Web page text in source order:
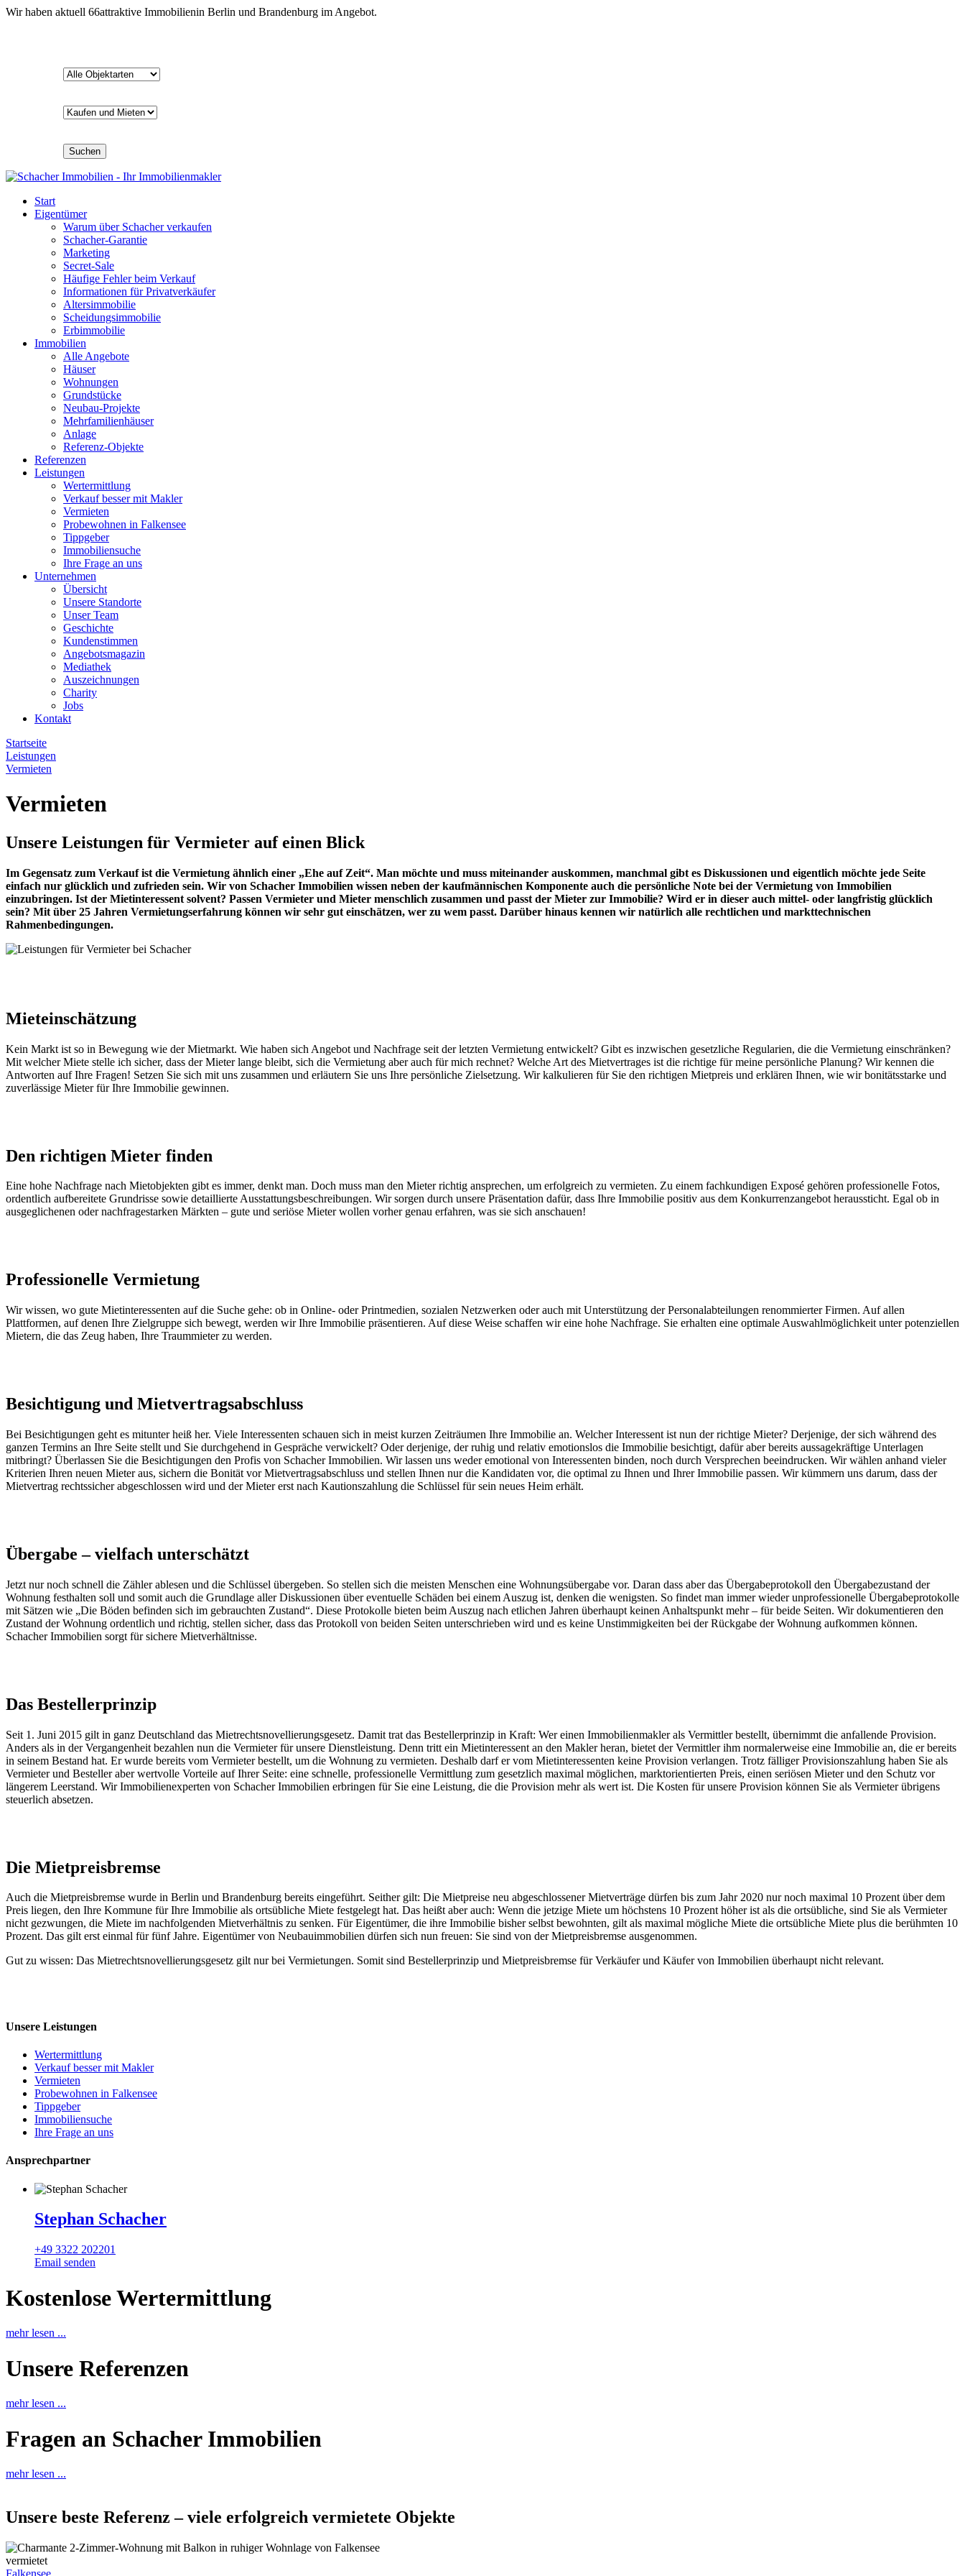
Wir haben aktuell 66attraktive Immobilienin Berlin und Brandenburg im Angebot.
Suchen
Start
Eigentümer
Warum über Schacher verkaufen
Schacher-Garantie
Marketing
Secret-Sale
Häufige Fehler beim Verkauf
Informationen für Privatverkäufer
Altersimmobilie
Scheidungsimmobilie
Erbimmobilie
Immobilien
Alle Angebote
Häuser
Wohnungen
Grundstücke
Neubau-Projekte
Mehrfamilienhäuser
Anlage
Referenz-Objekte
Referenzen
Leistungen
Wertermittlung
Verkauf besser mit Makler
Vermieten
Probewohnen in Falkensee
Tippgeber
Immobiliensuche
Ihre Frage an uns
Unternehmen
Übersicht
Unsere Standorte
Unser Team
Geschichte
Kundenstimmen
Angebotsmagazin
Mediathek
Auszeichnungen
Charity
Jobs
Kontakt
Startseite
Leistungen
Vermieten
Vermieten
Unsere Leistungen für Vermieter auf einen Blick
Im Gegensatz zum Verkauf ist die Vermietung ähnlich einer „Ehe auf Zeit“. Man möchte und muss miteinander auskommen, manchmal gibt es Diskussionen und eigentlich möchte jede Seite
einfach nur glücklich und zufrieden sein. Wir von Schacher Immobilien wissen neben der kaufmännischen Komponente auch die persönliche Note bei der Vermietung von Immobilien
einzubringen. Ist der Mietinteressent solvent? Passen Vermieter und Mieter menschlich zusammen und passt der Mieter zur Immobilie? Wird er in dieser auch mittel- oder langfristig glücklich
sein? Mit über 25 Jahren Vermietungserfahrung können wir sehr gut einschätzen, wer zu wem passt. Darüber hinaus kennen wir natürlich alle rechtlichen und markttechnischen
Rahmenbedingungen.
Mieteinschätzung
Kein Markt ist so in Bewegung wie der Mietmarkt. Wie haben sich Angebot und Nachfrage seit der letzten Vermietung entwickelt? Gibt es inzwischen gesetzliche Regularien, die die Vermietung einschränken?
Mit welcher Miete stelle ich sicher, dass der Mieter lange bleibt, sich die Vermietung aber auch für mich rechnet? Welche Art des Mietvertrages ist die richtige für meine persönliche Planung? Wir kennen die
Antworten auf Ihre Fragen! Setzen Sie sich mit uns zusammen und erläutern Sie uns Ihre persönliche Zielsetzung. Wir kalkulieren für Sie den richtigen Mietpreis und erklären Ihnen, wie wir bonitätsstarke und
zuverlässige Mieter für Ihre Immobilie gewinnen.
Den richtigen Mieter finden
Eine hohe Nachfrage nach Mietobjekten gibt es immer, denkt man. Doch muss man den Mieter richtig ansprechen, um erfolgreich zu vermieten. Zu einem fachkundigen Exposé gehören professionelle Fotos,
ordentlich aufbereitete Grundrisse sowie detaillierte Ausstattungsbeschreibungen. Wir sorgen durch unsere Präsentation dafür, dass Ihre Immobilie positiv aus dem Konkurrenzangebot heraussticht. Egal ob in
ausgeglichenen oder nachfragestarken Märkten – gute und seriöse Mieter wollen vorher genau erfahren, was sie sich anschauen!
Professionelle Vermietung
Wir wissen, wo gute Mietinteressenten auf die Suche gehe: ob in Online- oder Printmedien, sozialen Netzwerken oder auch mit Unterstützung der Personalabteilungen renommierter Firmen. Auf allen
Plattformen, auf denen Ihre Zielgruppe sich bewegt, werden wir Ihre Immobilie präsentieren. Auf diese Weise schaffen wir eine hohe Nachfrage. Sie erhalten eine optimale Auswahlmöglichkeit unter potenziellen
Mietern, die das Zeug haben, Ihre Traummieter zu werden.
Besichtigung und Mietvertragsabschluss
Bei Besichtigungen geht es mitunter heiß her. Viele Interessenten schauen sich in meist kurzen Zeiträumen Ihre Immobilie an. Welcher Interessent ist nun der richtige Mieter? Derjenige, der sich während des
ganzen Termins an Ihre Seite stellt und Sie durchgehend in Gespräche verwickelt? Oder derjenige, der ruhig und relativ emotionslos die Immobilie besichtigt, dafür aber bereits aussagekräftige Unterlagen
mitbringt? Überlassen Sie die Besichtigungen den Profis von Schacher Immobilien. Wir lassen uns weder emotional von Interessenten binden, noch durch Versprechen beeindrucken. Wir wählen anhand vieler
Kriterien Ihren neuen Mieter aus, sichern die Bonität vor Mietvertragsabschluss und stellen Ihnen nur die Kandidaten vor, die optimal zu Ihnen und Ihrer Immobilie passen. Wir kümmern uns darum, dass der
Mietvertrag rechtssicher abgeschlossen wird und der Mieter erst nach Kautionszahlung die Schlüssel für sein neues Heim erhält.
Übergabe – vielfach unterschätzt
Jetzt nur noch schnell die Zähler ablesen und die Schlüssel übergeben. So stellen sich die meisten Menschen eine Wohnungsübergabe vor. Daran dass aber das Übergabeprotokoll den Übergabezustand der
Wohnung festhalten soll und somit auch die Grundlage aller Diskussionen über eventuelle Schäden bei einem Auszug ist, denken die wenigsten. So findet man immer wieder unprofessionelle Übergabeprotokolle
mit Sätzen wie „Die Böden befinden sich im gebrauchten Zustand“. Diese Protokolle bieten beim Auszug nach etlichen Jahren überhaupt keinen Anhaltspunkt mehr – für beide Seiten. Wir dokumentieren den
Zustand der Wohnung ordentlich und richtig, stellen sicher, dass das Protokoll von beiden Seiten unterschrieben wird und es keine Unstimmigkeiten bei der Rückgabe der Wohnung aufkommen können.
Schacher Immobilien sorgt für sichere Mietverhältnisse.
Das Bestellerprinzip
Seit 1. Juni 2015 gilt in ganz Deutschland das Mietrechtsnovellierungsgesetz. Damit trat das Bestellerprinzip in Kraft: Wer einen Immobilienmakler als Vermittler bestellt, übernimmt die anfallende Provision.
Anders als in der Vergangenheit bezahlen nun die Vermieter für unsere Dienstleistung. Denn tritt ein Mietinteressent an den Makler heran, bietet der Vermittler ihm normalerweise eine Immobilie an, die er bereits
in seinem Bestand hat. Er wurde bereits vom Vermieter bestellt, um die Wohnung zu vermieten. Deshalb darf er vom Mietinteressenten keine Provision verlangen. Trotz fälliger Provisionszahlung haben Sie als
Vermieter und Besteller aber wertvolle Vorteile auf Ihrer Seite: eine schnelle, professionelle Vermittlung zum gesetzlich maximal möglichen, marktorientierten Preis, einen seriösen Mieter und den Schutz vor
längerem Leerstand. Wir Immobilienexperten von Schacher Immobilien erbringen für Sie eine Leistung, die die Provision mehr als wert ist. Die Kosten für unsere Provision können Sie als Vermieter übrigens
steuerlich absetzen.
Die Mietpreisbremse
Auch die Mietpreisbremse wurde in Berlin und Brandenburg bereits eingeführt. Seither gilt: Die Mietpreise neu abgeschlossener Mietverträge dürfen bis zum Jahr 2020 nur noch maximal 10 Prozent über dem
Preis liegen, den Ihre Kommune für Ihre Immobilie als ortsübliche Miete festgelegt hat. Das heißt aber auch: Wenn die jetzige Miete um höchstens 10 Prozent höher ist als die ortsübliche, sind Sie als Vermieter
nicht gezwungen, die Miete im nachfolgenden Mietverhältnis zu senken. Für Eigentümer, die ihre Immobilie bisher selbst bewohnten, gilt als maximal mögliche Miete die ortsübliche Miete plus die berühmten 10
Prozent. Das gilt erst einmal für fünf Jahre. Eigentümer von Neubauimmobilien dürfen sich nun freuen: Sie sind von der Mietpreisbremse ausgenommen.
Gut zu wissen: Das Mietrechtsnovellierungsgesetz gilt nur bei Vermietungen. Somit sind Bestellerprinzip und Mietpreisbremse für Verkäufer und Käufer von Immobilien überhaupt nicht relevant.
Unsere Leistungen
Wertermittlung
Verkauf besser mit Makler
Vermieten
Probewohnen in Falkensee
Tippgeber
Immobiliensuche
Ihre Frage an uns
Ansprechpartner
Stephan Schacher
+49 3322 202201
Email senden
Kostenlose Wertermittlung
mehr lesen ...
Unsere Referenzen
mehr lesen ...
Fragen an Schacher Immobilien
mehr lesen ...
Unsere beste Referenz – viele erfolgreich vermietete Objekte
vermietet
Falkensee